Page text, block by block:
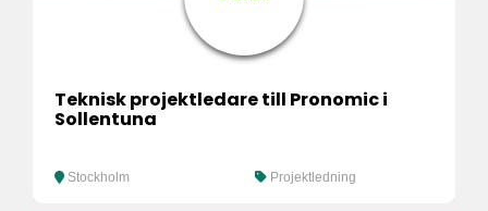
Teknisk projektledare till Pronomic i
Sollentuna
Stockholm Projektledning